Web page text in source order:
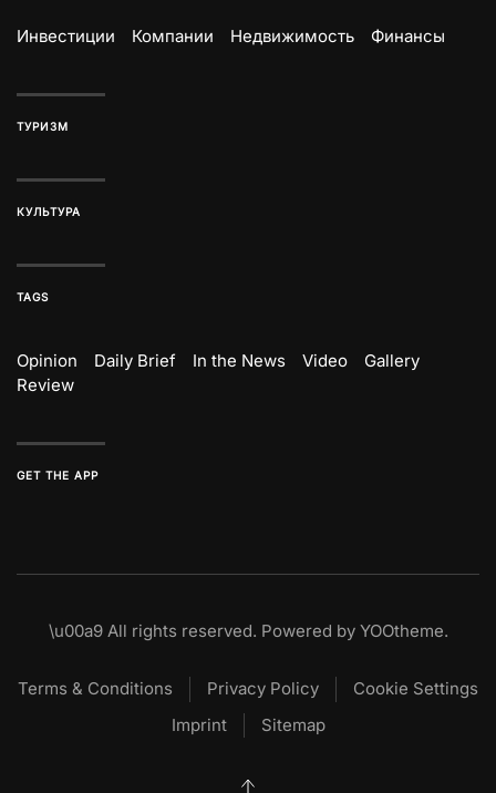
Инвестиции Компании Недвижимость Финансы
ТУРИЗМ
КУЛЬТУРА
TAGS
Opinion Daily Brief In the News Video
Gallery
Review
GET THE APP
\u00a9 All rights reserved. Powered by YOOtheme.
Terms & Conditions Privacy Policy
Cookie Settings
Imprint
Sitemap